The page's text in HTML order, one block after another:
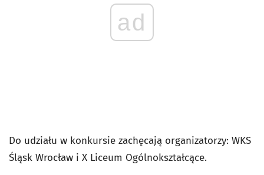
ad
Do udziału w konkursie zachęcają organizatorzy: WKS
Śląsk Wrocław i X Liceum Ogólnokształcące.